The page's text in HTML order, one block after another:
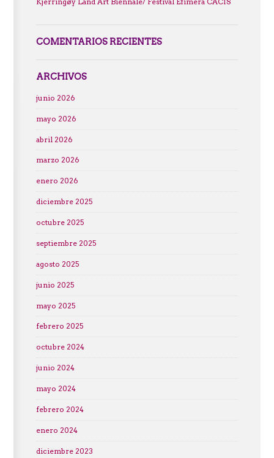
Kjerringøy Land Art Biennale/ Festival Efimera CACIS
COMENTARIOS RECIENTES
ARCHIVOS
junio 2026
mayo 2026
abril 2026
marzo 2026
enero 2026
diciembre 2025
octubre 2025
septiembre 2025
agosto 2025
junio 2025
mayo 2025
febrero 2025
octubre 2024
junio 2024
mayo 2024
febrero 2024
enero 2024
diciembre 2023